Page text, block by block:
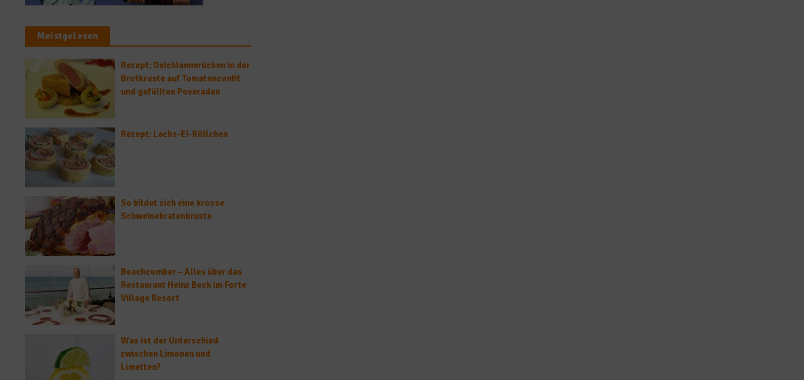
Meistgelesen
Rezept: Deichlammrücken in der
Brotkruste auf Tomatenconfit
und gefüllten Poveraden
Rezept: Lachs-Ei-Röllchen
So bildet sich eine krosse
Schweinebratenkruste
Beachcomber – Alles über das
Restaurant Heinz Beck im Forte
Village Resort
Was ist der Unterschied
zwischen Limonen und
Limetten?